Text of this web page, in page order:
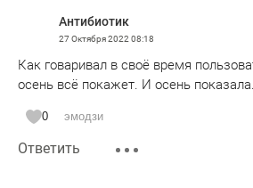
Антибиотик
27 Октября 2022 08:18
Как говаривал в своё время
осень всё покажет. И осень показала.
0 эмодзи
Ответить